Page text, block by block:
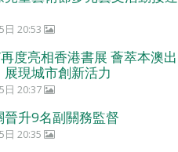
日 20:53
再度亮相香港書展 薈萃本澳出
現城市創新活力
日 20:37
晉升9名副關務監督
日 20:35